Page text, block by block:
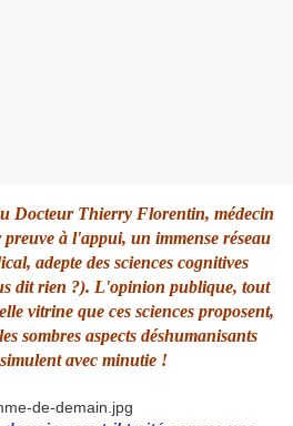
Docteur Thierry Florentin, médecin
à l'appui, un immense réseau
adepte des sciences cognitives
dit rien ?). L'opinion publique, tout
vitrine que ces sciences proposent,
sombres aspects déshumanisants
avec minutie !